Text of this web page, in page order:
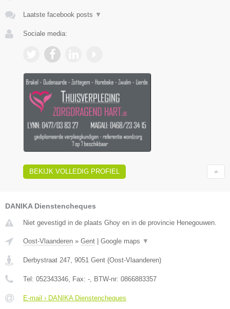
Laatste facebook posts ▼
Sociale media:
BEKIJK VOLLEDIG PROFIEL
DANIKA Dienstencheques
Niet gevestigd in de plaats Ghoy en in de provincie Henegouwen.
Oost-Vlaanderen » Gent Google maps ▼
Derbystraat 247, 9051 Gent (Oost-Vlaanderen)
Tel: 052343346, Fax: -, BTW-nr: 0866883357
E-mail › DANIKA Dienstencheques